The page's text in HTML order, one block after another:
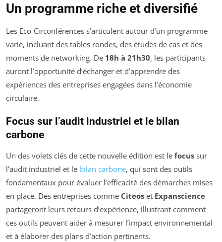
Un programme riche et diversifié
Les Eco-Circonférences s’articulent autour d’un programme
varié, incluant des tables rondes, des études de cas et des
moments de networking. De 18h à 21h30, les participants
auront l’opportunité d’échanger et d’apprendre des
expériences des entreprises engagées dans l’économie
circulaire.
Focus sur l’audit industriel et le bilan
carbone
Un des volets clés de cette nouvelle édition est le focus sur
l’audit industriel et le bilan carbone, qui sont des outils
fondamentaux pour évaluer l’efficacité des démarches mises
en place. Des entreprises comme Citeos et Expanscience
partageront leurs retours d’expérience, illustrant comment
ces outils peuvent aider à mesurer l’impact environnemental
et à élaborer des plans d’action pertinents.